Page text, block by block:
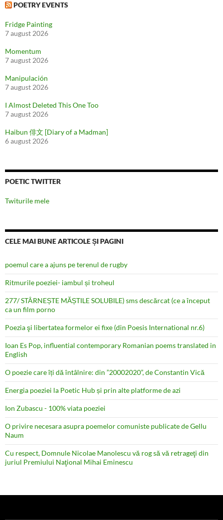
POETRY EVENTS
Fridge Painting
7 august 2026
Momentum
7 august 2026
Manipulación
7 august 2026
I Almost Deleted This One Too
7 august 2026
Haibun 俳文 [Diary of a Madman]
6 august 2026
POETIC TWITTER
Twiturile mele
CELE MAI BUNE ARTICOLE ȘI PAGINI
poemul care a ajuns pe terenul de rugby
Ritmurile poeziei- iambul și troheul
277/ STÂRNEȘTE MĂȘTILE SOLUBILE) sms descărcat (ce a început
ca un film porno
Poezia şi libertatea formelor ei fixe (din Poesis International nr.6)
Ioan Es Pop, influential contemporary Romanian poems translated in
English
O poezie care îți dă întâlnire: din ”20002020”, de Constantin Vică
Energia poeziei la Poetic Hub și prin alte platforme de azi
Ion Zubascu - 100% viata poeziei
O privire necesara asupra poemelor comuniste publicate de Gellu
Naum
Cu respect, Domnule Nicolae Manolescu vă rog să vă retrageţi din
juriul Premiului Naţional Mihai Eminescu